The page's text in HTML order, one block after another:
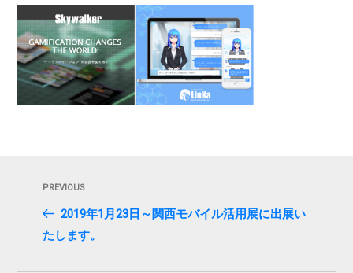
Previous
Post
PREVIOUS
2019年1月23日～関西モバイル活用展に出展い
たします。